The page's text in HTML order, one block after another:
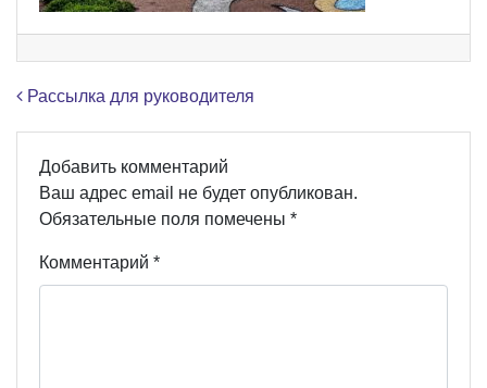
Навигация по записям
Рассылка для руководителя
Добавить комментарий
Ваш адрес email не будет опубликован.
Обязательные поля помечены *
Комментарий *